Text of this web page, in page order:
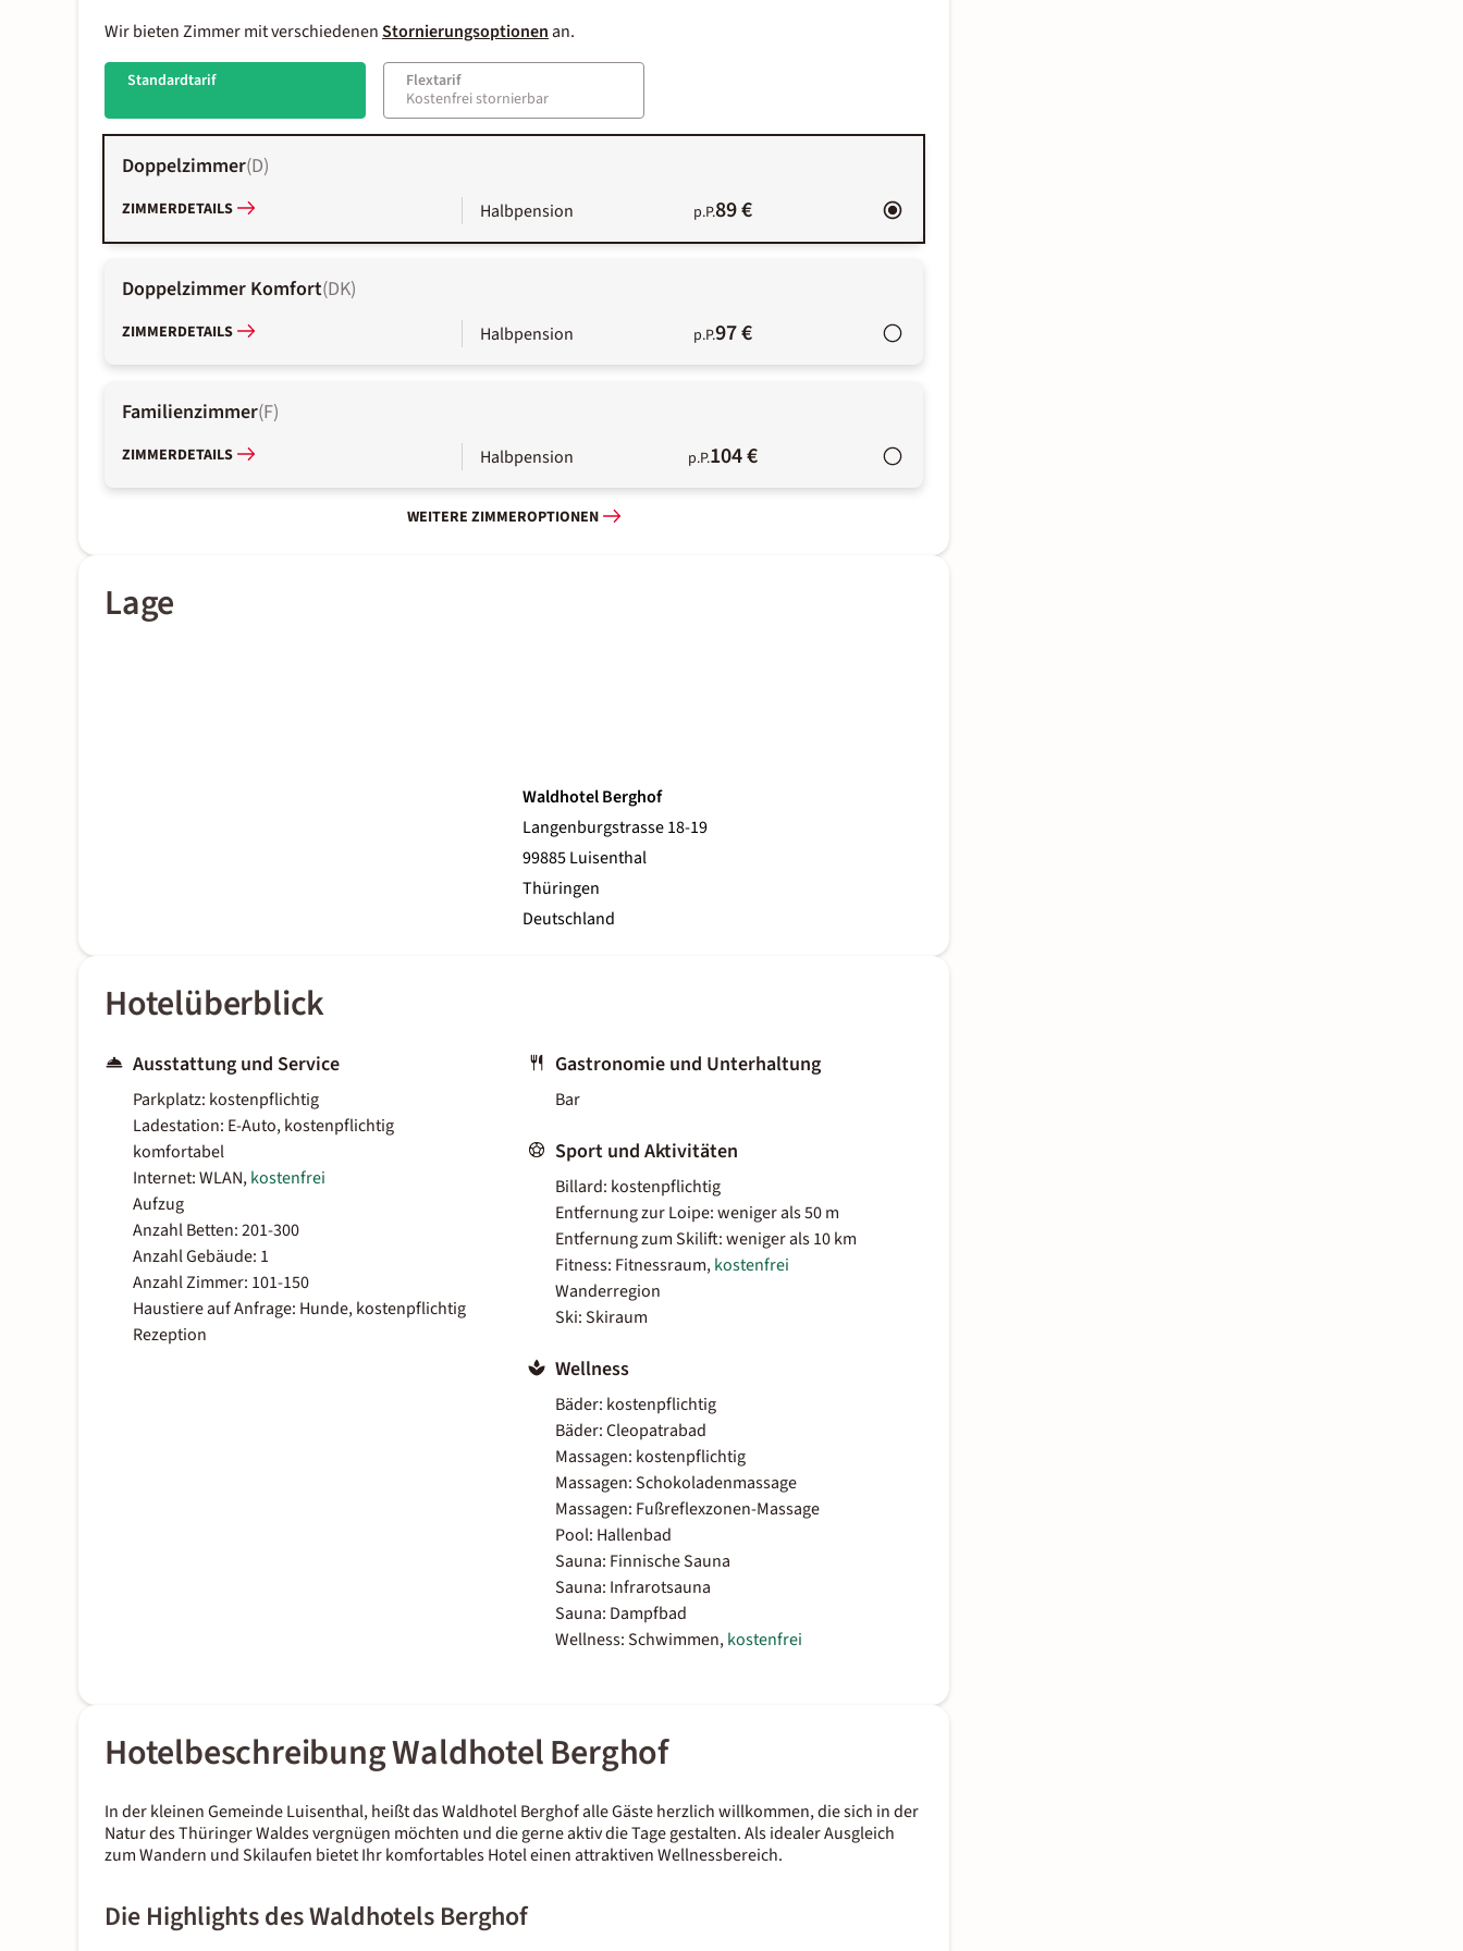
Wir bieten Zimmer mit verschiedenenStornierungsoptionenan.
Standardtarif
Flextarif
Kostenfrei stornierbar
Doppelzimmer(D)
ZIMMERDETAILS Halbpension p.P.89 €
Doppelzimmer Komfort(DK)
ZIMMERDETAILS Halbpension p.P.97 €
Familienzimmer(F)
ZIMMERDETAILS Halbpension p.P.104 €
WEITERE ZIMMEROPTIONEN
Lage
Waldhotel Berghof
Langenburgstrasse 18-19
99885 Luisenthal
Thüringen
Deutschland
Hotelüberblick
Ausstattung und Service
Parkplatz: kostenpflichtig
Ladestation: E-Auto, kostenpflichtig
komfortabel
Internet: WLAN,kostenfrei
Aufzug
Anzahl Betten: 201-300
Anzahl Gebäude: 1
Anzahl Zimmer: 101-150
Haustiere auf Anfrage: Hunde, kostenpflichtig
Rezeption
Gastronomie und Unterhaltung
Bar
Sport und Aktivitäten
Billard: kostenpflichtig
Entfernung zur Loipe: weniger als 50 m
Entfernung zum Skilift: weniger als 10 km
Fitness: Fitnessraum,kostenfrei
Wanderregion
Ski: Skiraum
Wellness
Bäder: kostenpflichtig
Bäder: Cleopatrabad
Massagen: kostenpflichtig
Massagen: Schokoladenmassage
Massagen: Fußreflexzonen-Massage
Pool: Hallenbad
Sauna: Finnische Sauna
Sauna: Infrarotsauna
Sauna: Dampfbad
Wellness: Schwimmen,kostenfrei
Hotelbeschreibung Waldhotel Berghof
In der kleinen Gemeinde Luisenthal, heißt das Waldhotel Berghof alle Gäste herzlich willkommen, die sich in der
Natur des Thüringer Waldes vergnügen möchten und die gerne aktiv die Tage gestalten. Als idealer Ausgleich
zum Wandern und Skilaufen bietet Ihr komfortables Hotel einen attraktiven Wellnessbereich.
Die Highlights des Waldhotels Berghof